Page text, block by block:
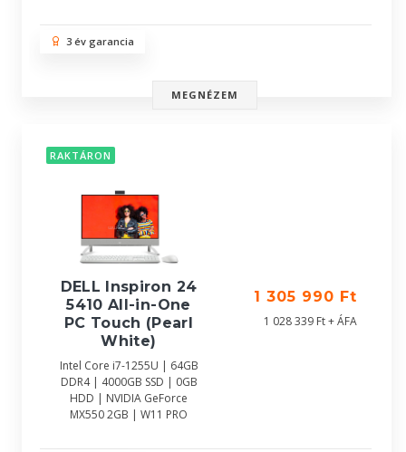
3 év garancia
MEGNÉZEM
RAKTÁRON
DELL Inspiron 24
5410 All-in-One
PC Touch (Pearl
White)
Intel Core i7-1255U | 64GB
DDR4 | 4000GB SSD | 0GB
HDD | NVIDIA GeForce
MX550 2GB | W11 PRO
1 305 990 Ft
1 028 339 Ft + ÁFA